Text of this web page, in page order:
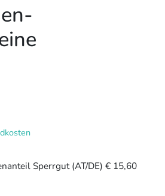
Sperrgut (AT/DE) € 15,60